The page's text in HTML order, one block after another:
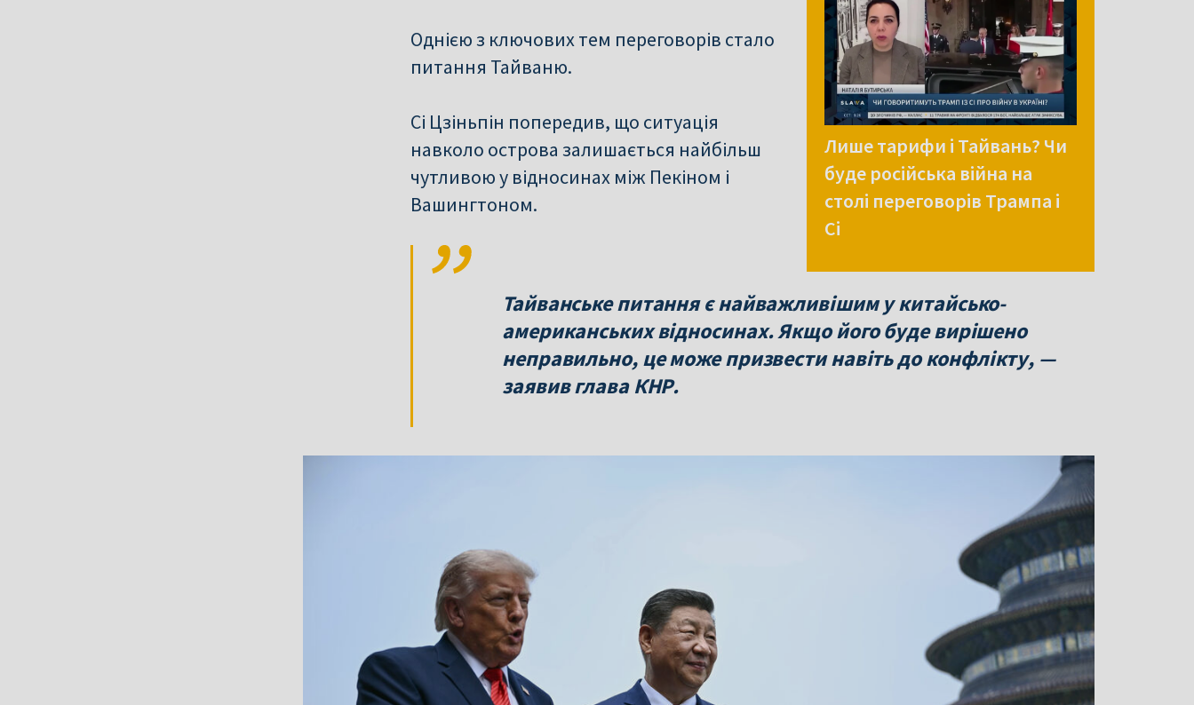
Лише тарифи і Тайвань? Чи
буде російська війна на
столі переговорів Трампа і
Сі
Однією з ключових тем переговорів стало
питання Тайваню.
Сі Цзіньпін попередив, що ситуація
навколо острова залишається найбільш
чутливою у відносинах між Пекіном і
Вашингтоном.
Тайванське питання є найважливішим у китайсько-
американських відносинах. Якщо його буде вирішено
неправильно, це може призвести навіть до конфлікту, —
заявив глава КНР.